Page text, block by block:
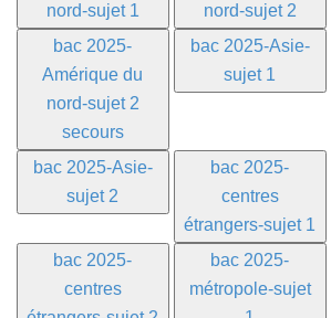
nord-sujet 1
nord-sujet 2
bac 2025-
Amérique du
nord-sujet 2
secours
bac 2025-Asie-
sujet 1
bac 2025-Asie-
sujet 2
bac 2025-
centres
étrangers-sujet 1
bac 2025-
centres
bac 2025-
métropole-sujet